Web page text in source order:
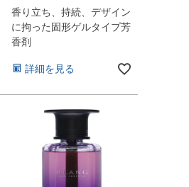
香り立ち、持続、デザイン
に拘った固形ゲルタイプ芳
香剤
詳細を見る